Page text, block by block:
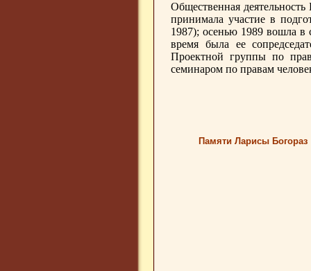
Общественная
принимала участие в
1987); осенью 1989 вошла в
время была ее
Проектной группы по
семинаром по правам
Памяти Ларисы Богораз